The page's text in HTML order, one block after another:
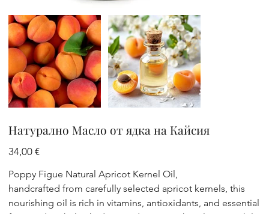
Натурално Масло от ядка на Кайсия
Цена
34,00 €
Poppy Figue Natural Apricot Kernel Oil,
handcrafted from carefully selected apricot kernels, this
nourishing oil is rich in vitamins, antioxidants, and essential